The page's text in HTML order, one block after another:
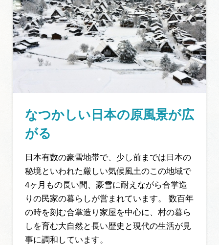
なつかしい日本の原風景が広
がる
日本有数の豪雪地帯で、少し前までは日本の
秘境といわれた厳しい気候風土のこの地域で
4ヶ月もの長い間、豪雪に耐えながら合掌造
りの民家の暮らしが営まれています。 数百年
の時を刻む合掌造り家屋を中心に、村の暮ら
しを育む大自然と長い歴史と現代の生活が見
事に調和しています。